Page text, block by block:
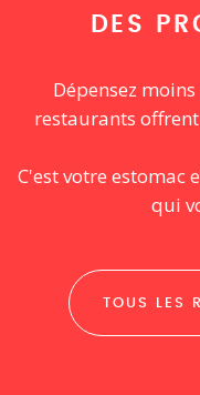
DES
Dépensez
restaurants
C'est votre estomac
qui
TOUS LES